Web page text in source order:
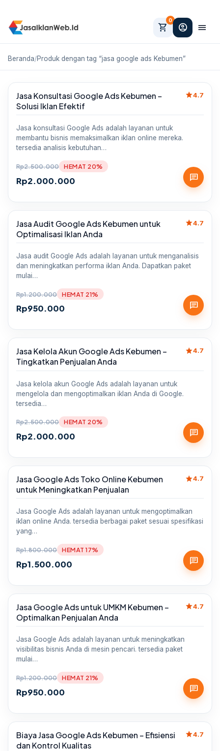
shopping_cart
0
account_circle menu
Beranda/Produk dengan tag “jasa google ads Kebumen”
Sale
Jasa Konsultasi Google Ads Kebumen –
Solusi Iklan Efektif
star4.7
Jasa konsultasi Google Ads adalah layanan untuk
membantu bisnis memaksimalkan iklan online mereka.
tersedia analisis kebutuhan…
Rp2.500.000
Rp2.000.000
HEMAT 20%
chat
Sale
Jasa Audit Google Ads Kebumen untuk
Optimalisasi Iklan Anda
star4.7
Jasa audit Google Ads adalah layanan untuk menganalisis
dan meningkatkan performa iklan Anda. Dapatkan paket
mulai…
Rp1.200.000
Rp950.000
HEMAT 21%
chat
Sale
Jasa Kelola Akun Google Ads Kebumen –
Tingkatkan Penjualan Anda
star4.7
Jasa kelola akun Google Ads adalah layanan untuk
mengelola dan mengoptimalkan iklan Anda di Google.
tersedia…
Rp2.500.000
Rp2.000.000
HEMAT 20%
chat
Sale
Jasa Google Ads Toko Online Kebumen
untuk Meningkatkan Penjualan
star4.7
Jasa Google Ads adalah layanan untuk mengoptimalkan
iklan online Anda. tersedia berbagai paket sesuai spesifikasi
yang…
Rp1.800.000
Rp1.500.000
HEMAT 17%
chat
Sale
Jasa Google Ads untuk UMKM Kebumen –
Optimalkan Penjualan Anda
star4.7
Jasa Google Ads adalah layanan untuk meningkatkan
visibilitas bisnis Anda di mesin pencari. tersedia paket
mulai…
Rp1.200.000
Rp950.000
HEMAT 21%
chat
Sale
Biaya Jasa Google Ads Kebumen – Efisiensi
dan Kontrol Kualitas
star4.7